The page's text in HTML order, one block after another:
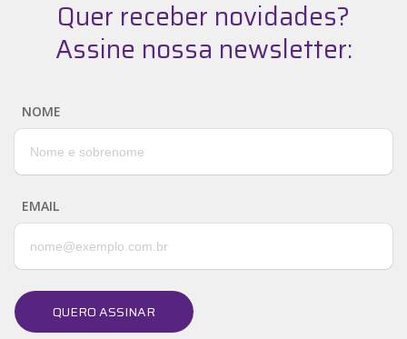
Quer receber novidades?
Assine nossa newsletter:
NOME
EMAIL
QUERO ASSINAR